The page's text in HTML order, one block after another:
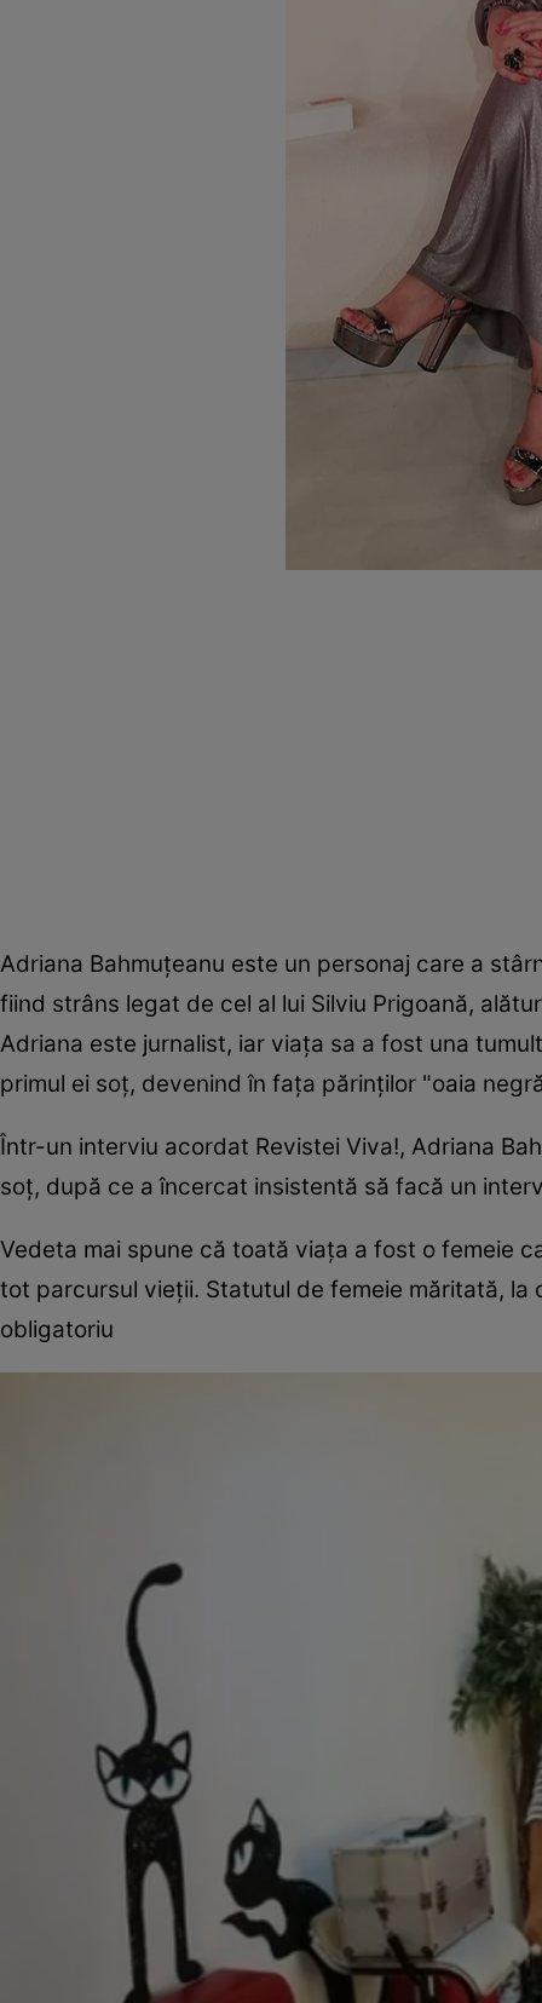
Adriana Bahmuţeanu este un personaj care a
fiind strâns legat de cel al lui Silviu Prigoană,
Adriana este jurnalist, iar viaţa sa a fost una
primul ei soţ, devenind în faţa părinţilor "oaia
Într-un interviu acordat Revistei Viva!, Adriana
soţ, după ce a încercat insistentă să facă un
Vedeta mai spune că toată viaţa a fost o femeie
tot parcursul vieţii. Statutul de femeie măritată,
obligatoriu